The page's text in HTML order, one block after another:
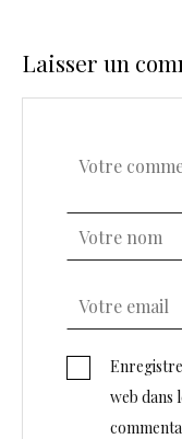
Laisser un
web dans